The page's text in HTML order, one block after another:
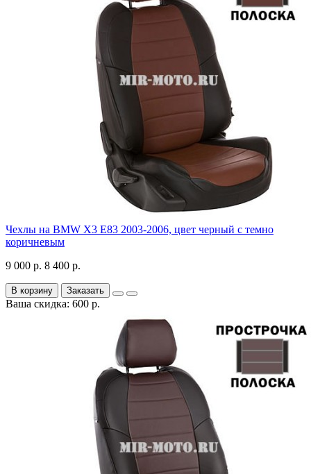
Чехлы на BMW X3 E83 2003-2006, цвет черный с темно
коричневым
9 000 р. 8 400 р.
В корзину Заказать
Ваша скидка: 600 р.